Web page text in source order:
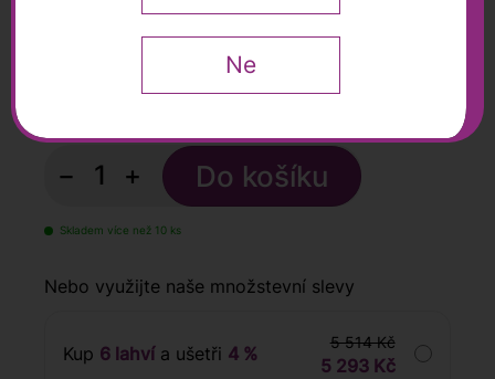
Kč
− +
Skladem více než 10 ks
Nebo využijte naše množstevní slevy
Kup 6 lahvía ušetři 4 %
5 514 Kč
5 293 Kč
Ne